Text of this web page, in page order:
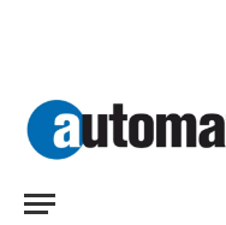
Bildsensor